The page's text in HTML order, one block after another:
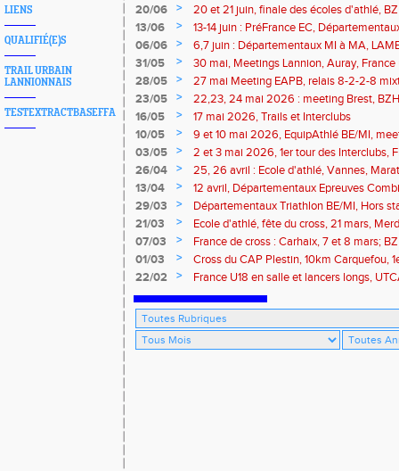
LIENS
QUALIFIÉ(E)S
TRAIL URBAIN
LANNIONNAIS
TESTEXTRACTBASEFFA
20/06
>
20 et 21 juin, finale des écoles d'athlé,
13/06
>
13-14 juin : PréFrance EC,
meeting Pacé, meeting Landerneau
06/06 >
6,7 juin : Départementaux MI à MA,
31/05
>
30 mai, Meetings Lannion, Auray,
route, Trails
28/05 >
27 mai Meeting EAPB, relais 8-2-2-8
23/05
>
22,23, 24 mai 2026 : meeting Brest,
16/05
>
17 mai 2026, Trails et Interclubs
10/05
>
9 et 10 mai 2026, EquipAthlé BE/MI,
marathon de la Loire
03/05 >
2 et 3 mai 2026, 1er tour des Interclubs,
traversée de la Baie
26/04 >
25, 26 avril : Ecole d'athlé, Vannes,
Isle
13/04 >
12 avril, Départementaux Epreuves
marathon de Paris
29/03 >
Départementaux Triathlon BE/MI, Hors
21/03
>
Ecole d'athlé, fête du cross, 21 mars,
07/03
>
France de cross : Carhaix, 7 et 8 mars;
Brieuc, 7 mars
01/03 >
Cross du CAP Plestin, 10km Carquefou,
22/02
> France U18 en salle et lancers longs,